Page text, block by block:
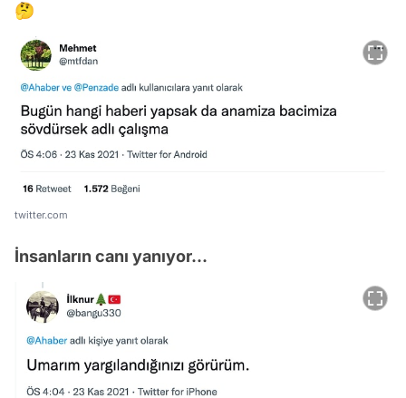
🤔
twitter.com
İnsanların canı yanıyor...